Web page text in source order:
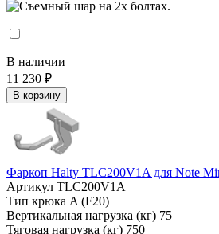
В наличии
11 230 ₽
В корзину
Фаркоп Halty TLC200V1A для Note
Артикул TLC200V1A
Тип крюка A (F20)
Вертикальная нагрузка (кг) 75
Тяговая нагрузка (кг) 750